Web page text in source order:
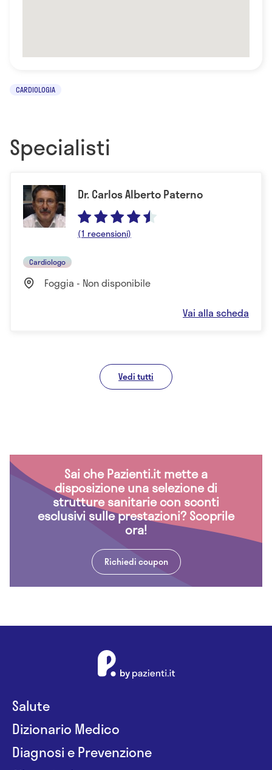
CARDIOLOGIA
Specialisti
Dr. Carlos Alberto Paterno
(1 recensioni)
Cardiologo
Foggia - Non disponibile
Vai alla scheda
Vedi tutti
Sai che Pazienti.it mette a
disposizione una selezione di
strutture sanitarie con sconti
esclusivi sulle prestazioni? Scoprile
ora!
Richiedi coupon
Salute
Dizionario Medico
Diagnosi e Prevenzione